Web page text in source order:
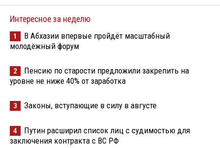
Интересное за неделю
1
В Абхазии впервые пройдёт масштабный
молодёжный форум
2
Пенсию по старости предложили закрепить на
уровне не ниже 40% от заработка
3 Законы, вступающие в силу в августе
4
Путин расширил список лиц с судимостью для
заключения контракта с ВС РФ